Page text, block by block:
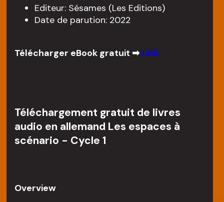
Editeur: Sésames (Les Editions)
Date de parution: 2022
Télécharger eBook gratuit ➡Link
Téléchargement gratuit de livres
audio en allemand Les espaces à
scénario - Cycle 1
Overview